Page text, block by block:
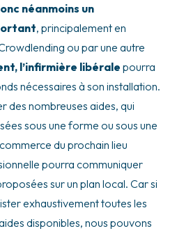
néanmoins un
, principalement en
ou par une autre
l’infirmière libérale pourra
nécessaires à son installation.
des nombreuses aides, qui
sous une forme ou sous une
du prochain lieu
pourra communiquer
sur un plan local. Car si
exhaustivement toutes les
disponibles, nous pouvons